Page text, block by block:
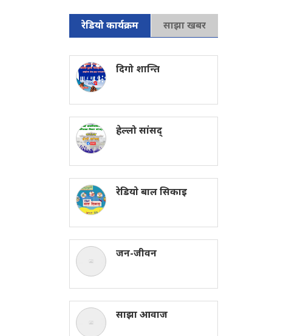
रेडियो कार्यक्रम साझा खबर
दिगो शान्ति
हेल्लो सांसद्
रेडियाे बाल सिकाइ
जन-जीवन
साझा आवाज